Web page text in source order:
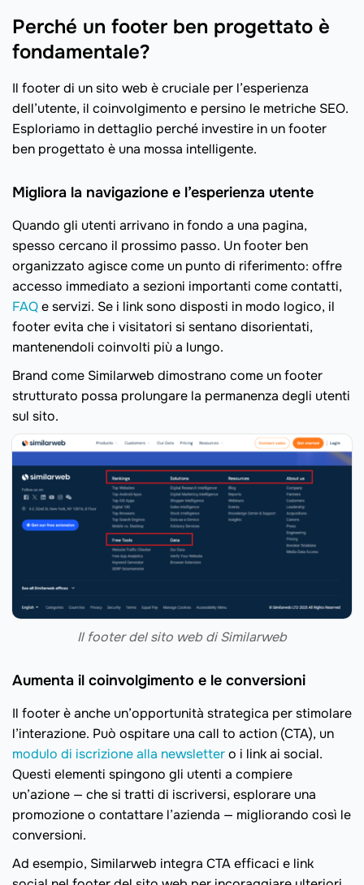
Perché un footer ben progettato è
fondamentale?
Il footer di un sito web è cruciale per l’esperienza
dell’utente, il coinvolgimento e persino le metriche SEO.
Esploriamo in dettaglio perché investire in un footer
ben progettato è una mossa intelligente.
Migliora la navigazione e l’esperienza utente
Quando gli utenti arrivano in fondo a una pagina,
spesso cercano il prossimo passo. Un footer ben
organizzato agisce come un punto di riferimento: offre
accesso immediato a sezioni importanti come contatti,
FAQe servizi. Se i link sono disposti in modo logico, il
footer evita che i visitatori si sentano disorientati,
mantenendoli coinvolti più a lungo.
Brand come Similarweb dimostrano come un footer
strutturato possa prolungare la permanenza degli utenti
sul sito.
Il footer del sito web di Similarweb
Aumenta il coinvolgimento e le conversioni
Il footer è anche un’opportunità strategica per stimolare
l’interazione. Può ospitare una call to action (CTA), un
modulo di iscrizione alla newslettero i link ai social.
Questi elementi spingono gli utenti a compiere
un’azione — che si tratti di iscriversi, esplorare una
promozione o contattare l’azienda — migliorando così le
conversioni.
Ad esempio, Similarweb integra CTA efficaci e link